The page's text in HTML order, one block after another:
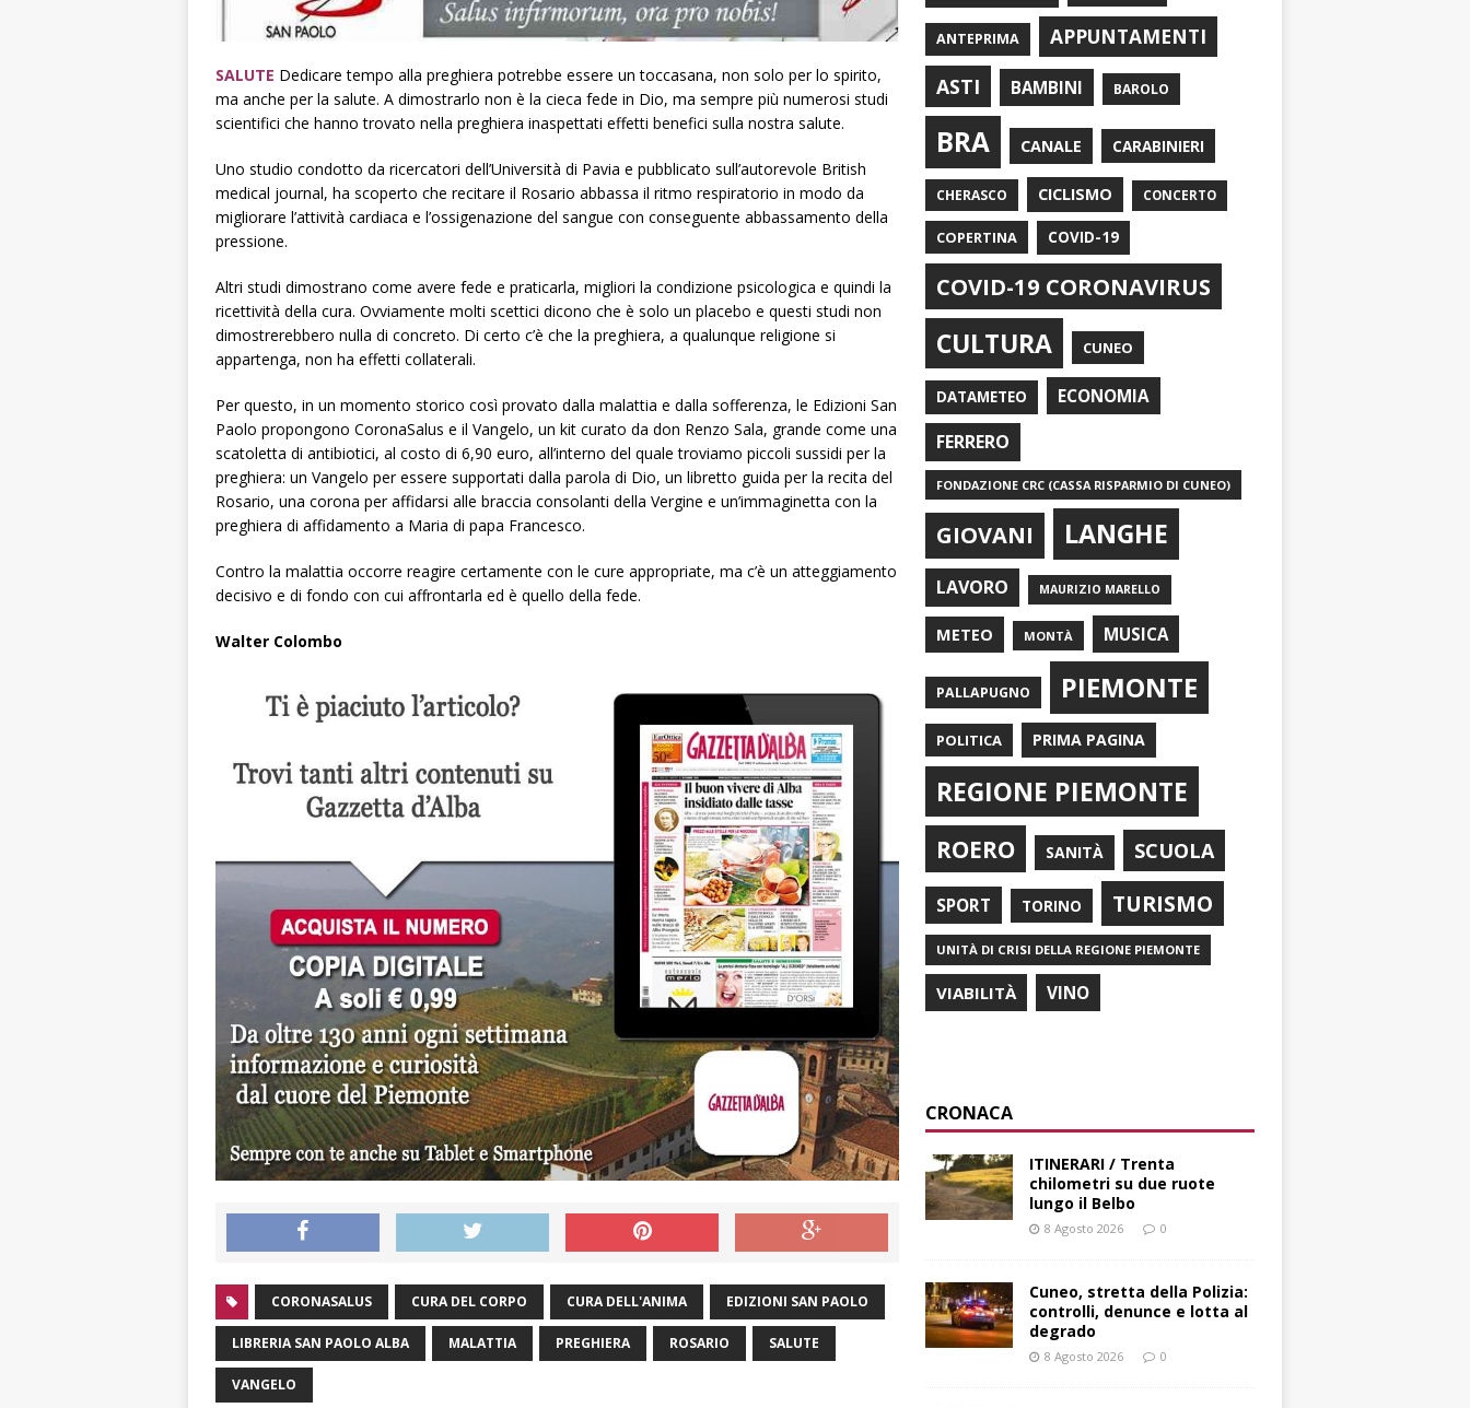
SALUTE Dedicare tempo alla preghiera potrebbe essere un toccasana, non solo per lo spirito,
ma anche per la salute. A dimostrarlo non è la cieca fede in Dio, ma sempre più numerosi studi
scientifici che hanno trovato nella preghiera inaspettati effetti benefici sulla nostra salute.
Uno studio condotto da ricercatori dell’Università di Pavia e pubblicato sull’autorevole British
medical journal, ha scoperto che recitare il Rosario abbassa il ritmo respiratorio in modo da
migliorare l’attività cardiaca e l’ossigenazione del sangue con conseguente abbassamento della
pressione.
Altri studi dimostrano come avere fede e praticarla, migliori la condizione psicologica e quindi la
ricettività della cura. Ovviamente molti scettici dicono che è solo un placebo e questi studi non
dimostrerebbero nulla di concreto. Di certo c’è che la preghiera, a qualunque religione si
appartenga, non ha effetti collaterali.
Per questo, in un momento storico così provato dalla malattia e dalla sofferenza, le Edizioni San
Paolo propongono CoronaSalus e il Vangelo, un kit curato da don Renzo Sala, grande come una
scatoletta di antibiotici, al costo di 6,90 euro, all’interno del quale troviamo piccoli sussidi per la
preghiera: un Vangelo per essere supportati dalla parola di Dio, un libretto guida per la recita del
Rosario, una corona per affidarsi alle braccia consolanti della Vergine e un’immaginetta con la
preghiera di affidamento a Maria di papa Francesco.
Contro la malattia occorre reagire certamente con le cure appropriate, ma c’è un atteggiamento
decisivo e di fondo con cui affrontarla ed è quello della fede.
Walter Colombo
CORONASALUS CURA DEL CORPO CURA DELL'ANIMA EDIZIONI SAN PAOLO
LIBRERIA SAN PAOLO ALBA MALATTIA PREGHIERA ROSARIO SALUTE
VANGELO
ANTEPRIMA
APPUNTAMENTI
ASTI
BAMBINI BAROLO
BRA CANALE CARABINIERI
CHERASCO CICLISMO CONCERTO
COPERTINA COVID-19
COVID-19 CORONAVIRUS
CULTURA CUNEO
DATAMETEO ECONOMIA
FERRERO
FONDAZIONE CRC (CASSA RISPARMIO DI CUNEO)
GIOVANI LANGHE
LAVORO MAURIZIO MARELLO
METEO MONTÀ MUSICA
PALLAPUGNO PIEMONTE
POLITICA PRIMA PAGINA
REGIONE PIEMONTE
ROERO SANITÀ SCUOLA
SPORT TORINO TURISMO
UNITÀ DI CRISI DELLA REGIONE PIEMONTE
VIABILITÀ VINO
CRONACA
ITINERARI / Trenta
chilometri su due ruote
lungo il Belbo
8 Agosto 2026 0
Cuneo, stretta della Polizia:
controlli, denunce e lotta al
degrado
8 Agosto 2026 0